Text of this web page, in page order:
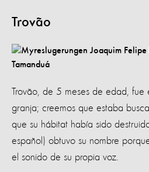
Trovão
Trovão, de 5 meses de edad, fue
granja; creemos que estaba
que su hábitat había sido
español) obtuvo su nombre
el sonido de su propia voz.